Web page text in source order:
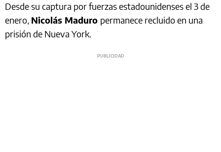
Desde su captura por fuerzas estadounidenses el 3 de
enero, Nicolás Maduro permanece recluido en una
prisión de Nueva York.